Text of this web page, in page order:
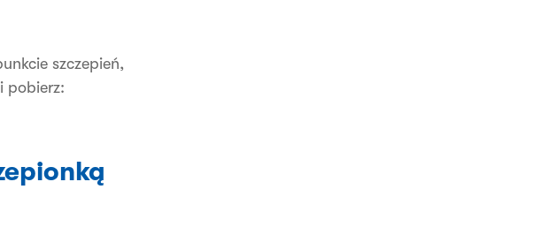
szczepień,
pobierz: